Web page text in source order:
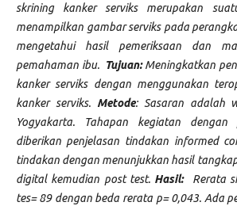
skrining kanker serviks merupakan
menampilkan gambar serviks pada
mengetahui hasil pemeriksaan dan
pemahaman ibu. Tujuan:Meningkatkan
kanker serviks dengan menggunakan
kanker serviks. Metode: Sasaran adalah
Yogyakarta. Tahapan kegiatan
diberikan penjelasan tindakan informed
tindakan dengan menunjukkan hasil
digital kemudian post test. Hasil:
Rerata
tes= 89 dengan beda rerata p= 0,043. Ada